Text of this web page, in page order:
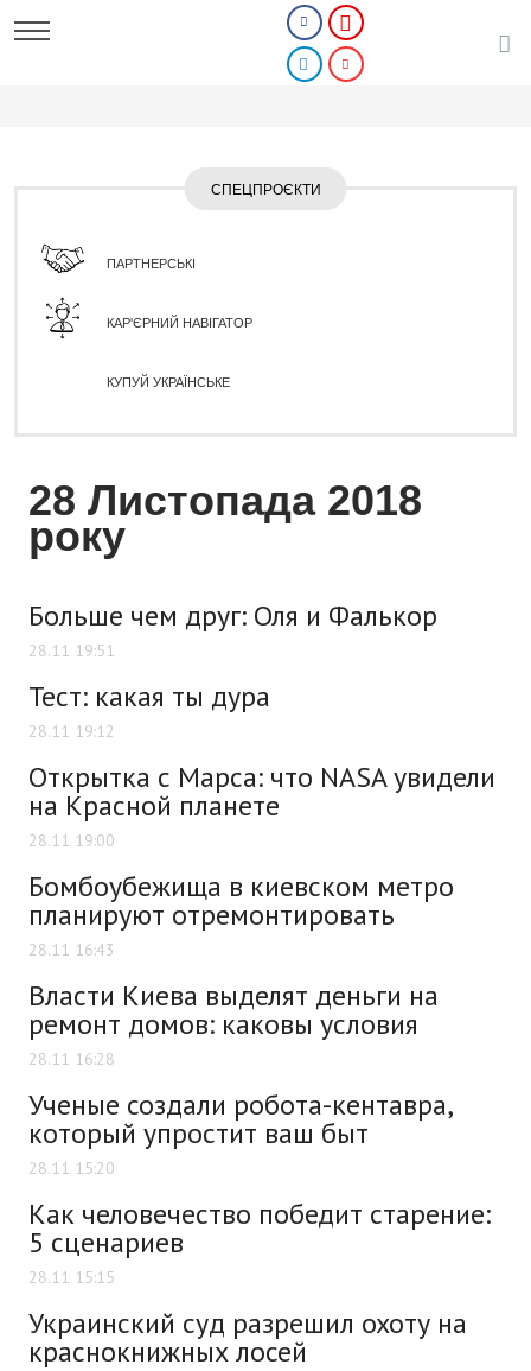
СПЕЦПРОЄКТИ
ПАРТНЕРСЬКІ
КАР'ЄРНИЙ НАВІГАТОР
КУПУЙ УКРАЇНСЬКЕ
28 Листопада 2018
року
Больше чем друг: Оля и Фалькор
28.11 19:51
Тест: какая ты дура
28.11 19:12
Открытка с Марса: что NASA увидели
на Красной планете
28.11 19:00
Бомбоубежища в киевском метро
планируют отремонтировать
28.11 16:43
Власти Киева выделят деньги на
ремонт домов: каковы условия
28.11 16:28
Ученые создали робота-кентавра,
который упростит ваш быт
28.11 15:20
Как человечество победит старение:
5 сценариев
28.11 15:15
Украинский суд разрешил охоту на
краснокнижных лосей